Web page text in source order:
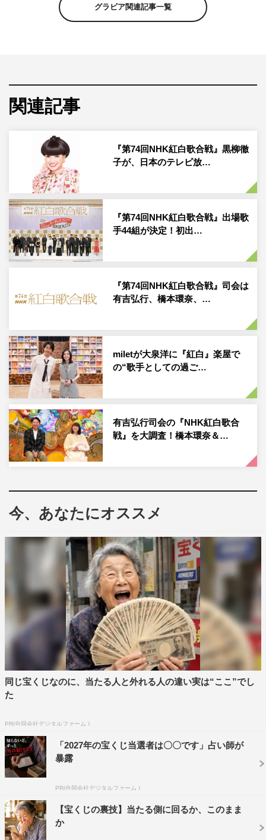
えてつながる大みそか－」。このテーマには、ウクライナ
情勢や相次ぐ自然災害など、人々が不安を抱える中、「国
人を笑顔にしてくれると思います」という期待が込められ
そんな今年の『紅白』では、テレビ放送70年を記念した特
別企画「テレビが届けた名曲たち」を放送。テレビから生
まれ、時代を彩った名曲の数々を紹介するこの企画に、寺
尾聰の出場が決定した。
寺尾は1966年にGS「ザ・サベージ」としてレコードデビ
ューをして以来、ソロ歌手として多くのヒット曲を歌って
きた。さらに、俳優としても数々のテレビドラマへの出演
今年の『紅白』のテーマは「ボーダレス－超えてつながる
の人に愛されてきた名曲を届けていく。なお、歌唱楽曲は
後日発表予定。
番組情報
NHK総合／BSP4K／BS8K／ラジオ第1
2023年12 月31日（日）午後 7時20分～ 11時45分
※中断ニュースあり
Instagram：@nhk_kouhaku
：https://page.line.me/nhk_kouhaku?
openQrModal=true
©NHK
グラビア関連記事一覧
関連記事
『第74回NHK紅白歌合戦』黒柳徹
子が、日本のテレビ放…
『第74回NHK紅白歌合戦』出場歌
手44組が決定！初出…
『第74回NHK紅白歌合戦』司会は
有吉弘行、橋本環奈、…
miletが大泉洋に『紅白』楽屋で
の“歌手としての過ご…
有吉弘行司会の『NHK紅白歌合
戦』を大調査！橋本環奈＆…
今、あなたにオススメ
同じ宝くじなのに、当たる人と外れる人の違い実は“ここ”でし
た
PR(合同会社デジタルファーム )
「2027年の宝くじ当選者は〇〇です」占い師が
暴露
PR(合同会社デジタルファーム )
【宝くじの裏技】当たる側に回るか、このまま
か